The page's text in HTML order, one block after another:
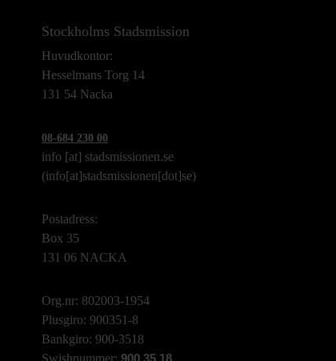
Stockholms Stadsmission
Huvudkontor:
Hesselmans Torg 14
131 54 Nacka
08-684 230 00
info [at] stadsmissionen.se
(info[at]stadsmissionen[dot]se)
Postadress:
Box 35
131 06 NACKA
Org.nr: 802003-1954
Plusgiro: 900351-8
Bankgiro: 900-3518